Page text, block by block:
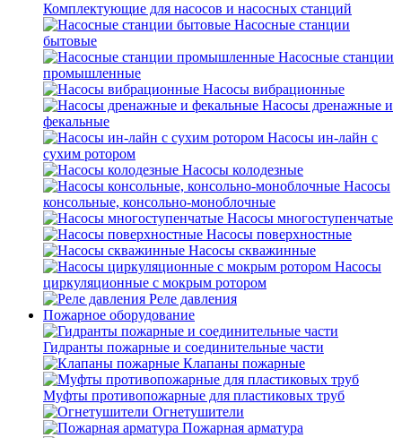
Комплектующие для насосов и насосных станций
Насосные станции
бытовые
Насосные станции
промышленные
Насосы вибрационные
Насосы дренажные и
фекальные
Насосы ин-лайн с
сухим ротором
Насосы колодезные
Насосы
консольные, консольно-моноблочные
Насосы многоступенчатые
Насосы поверхностные
Насосы скважинные
Насосы
циркуляционные с мокрым ротором
Реле давления
Пожарное оборудование
Гидранты пожарные и соединительные части
Клапаны пожарные
Муфты противопожарные для пластиковых труб
Огнетушители
Пожарная арматура